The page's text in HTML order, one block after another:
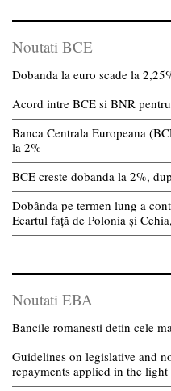
Noutati BCE
Dobanda la euro scade la
Acord intre BCE si BNR
Banca Centrala Europeana
la 2%
BCE creste dobanda la 2%,
Dobânda pe termen lung a
Ecartul față de Polonia și
Noutati EBA
Bancile romanesti detin cele
Guidelines on legislative and
repayments applied in the